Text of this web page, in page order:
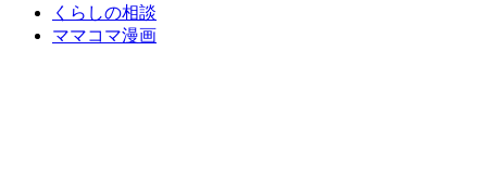
くらしの相談
ママコマ漫画